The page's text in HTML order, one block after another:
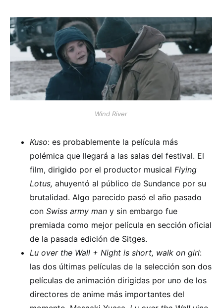
Wind River
Kuso: es probablemente la película más
polémica que llegará a las salas del festival. El
film, dirigido por el productor musical Flying
Lotus, ahuyentó al público de Sundance por su
brutalidad. Algo parecido pasó el año pasado
con Swiss army man y sin embargo fue
premiada como mejor película en sección oficial
de la pasada edición de Sitges.
Lu over the Wall + Night is short, walk on girl:
las dos últimas películas de la selección son dos
películas de animación dirigidas por uno de los
directores de anime más importantes del